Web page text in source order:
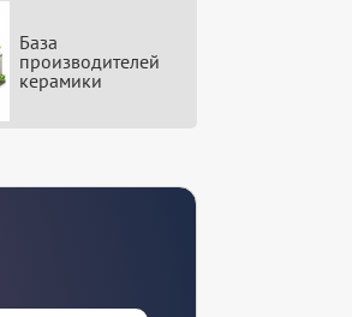
База
производителей
керамики